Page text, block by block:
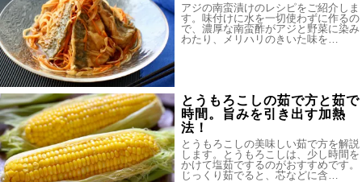
アジの南蛮漬けのレシピをご紹介しま
す。味付けに水を一切使わずに作るの
で、濃厚な南蛮酢がアジと野菜に染み
わたり、メリハリのきいた味を…
とうもろこしの茹で方と茹で
時間。旨みを引き出す加熱
法！
とうもろこしの美味しい茹で方を解説
します。とうもろこしは、少し時間を
かけて塩茹でするのがおすすめです。
じっくり茹でると、芯などに含…